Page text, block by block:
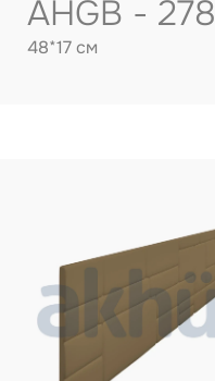
AHGB - 278
48*17 см